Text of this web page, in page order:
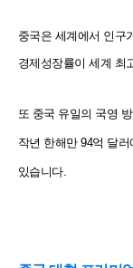
중국은 세계에서 인구
경제성장률이 세계 최
또 중국 유일의 국영
작년 한해만 94억 달러
있습니다.